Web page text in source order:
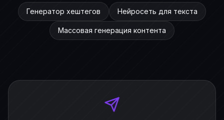
Генератор хештегов Нейросеть для текста
Массовая генерация контента